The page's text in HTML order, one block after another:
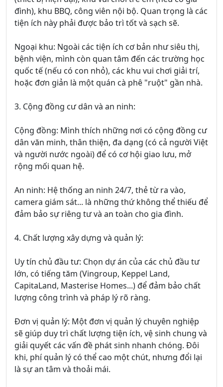
đình), khu BBQ, công viên nội bộ. Quan trọng là các
tiện ích này phải được bảo trì tốt và sạch sẽ.
Ngoại khu: Ngoài các tiện ích cơ bản như siêu thị,
bệnh viện, mình còn quan tâm đến các trường học
quốc tế (nếu có con nhỏ), các khu vui chơi giải trí,
hoặc đơn giản là một quán cà phê "ruột" gần nhà.
3. Cộng đồng cư dân và an ninh:
Cộng đồng: Mình thích những nơi có cộng đồng cư
dân văn minh, thân thiện, đa dạng (có cả người Việt
và người nước ngoài) để có cơ hội giao lưu, mở
rộng mối quan hệ.
An ninh: Hệ thống an ninh 24/7, thẻ từ ra vào,
camera giám sát... là những thứ không thể thiếu để
đảm bảo sự riêng tư và an toàn cho gia đình.
4. Chất lượng xây dựng và quản lý:
Uy tín chủ đầu tư: Chọn dự án của các chủ đầu tư
lớn, có tiếng tăm (Vingroup, Keppel Land,
CapitaLand, Masterise Homes...) để đảm bảo chất
lượng công trình và pháp lý rõ ràng.
Đơn vị quản lý: Một đơn vị quản lý chuyên nghiệp
sẽ giúp duy trì chất lượng tiện ích, vệ sinh chung và
giải quyết các vấn đề phát sinh nhanh chóng. Đôi
khi, phí quản lý có thể cao một chút, nhưng đổi lại
là sự an tâm và thoải mái.